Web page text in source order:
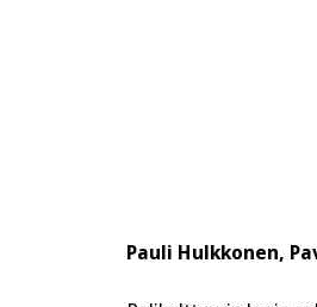
Pauli Hulkkonen,